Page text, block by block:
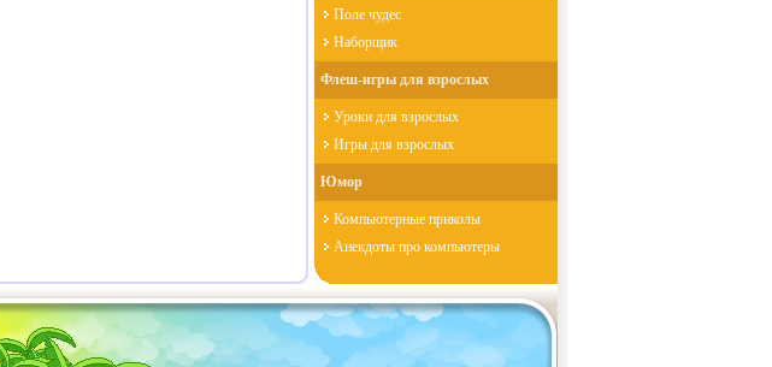
Поле чудес
Наборщик
Флеш-игры для взрослых
Уроки для взрослых
Игры для взрослых
Юмор
Компьютерные приколы
Анекдоты про компьютеры